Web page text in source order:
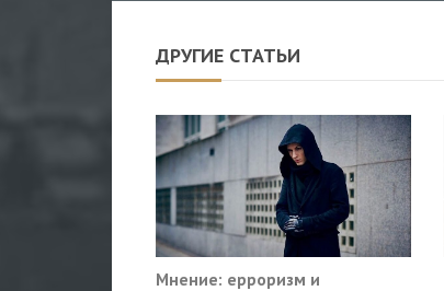
ДРУГИЕ СТАТЬИ
Мнение: ерроризм и